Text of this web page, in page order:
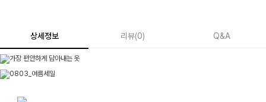
상세정보 리뷰(0) Q&A